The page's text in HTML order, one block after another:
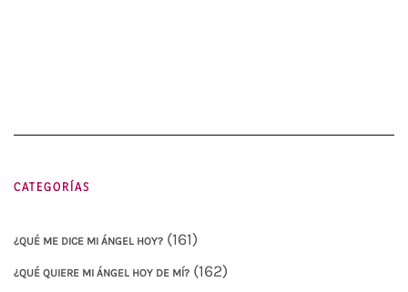
CATEGORÍAS
¿QUÉ ME DICE MI ÁNGEL HOY? (161)
¿QUÉ QUIERE MI ÁNGEL HOY DE MÍ? (162)